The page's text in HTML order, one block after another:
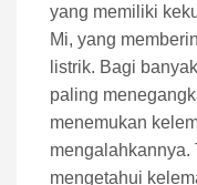
yang memiliki
Mi, yang
listrik. Bagi
paling
menemukan
mengalahkannya.
mengetahui